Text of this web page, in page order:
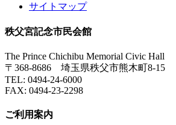
サイトマップ
秩父宮記念市民会館
The Prince Chichibu Memorial Civic Hall
〒368-8686 埼玉県秩父市熊木町8-15
TEL: 0494-24-6000
FAX: 0494-23-2298
ご利用案内